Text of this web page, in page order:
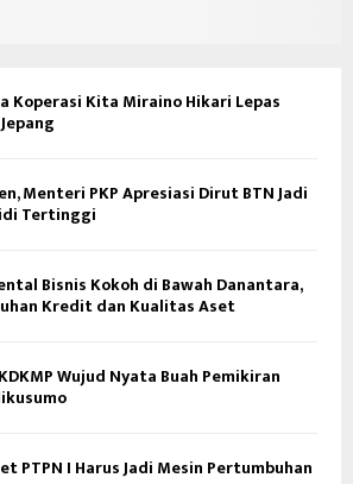
Koperasi Kita Miraino Hikari Lepas
Menteri PKP Apresiasi Dirut BTN Jadi
Tertinggi
Bisnis Kokoh di Bawah Danantara,
Kredit dan Kualitas Aset
Wujud Nyata Buah Pemikiran
PTPN I Harus Jadi Mesin Pertumbuhan